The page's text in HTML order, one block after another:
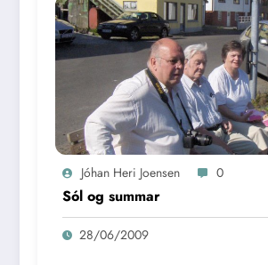
Jóhan Heri Joensen 0
Sól og summar
28/06/2009